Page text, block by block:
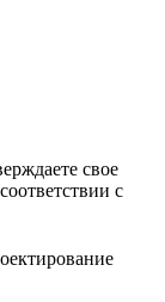
свое
с